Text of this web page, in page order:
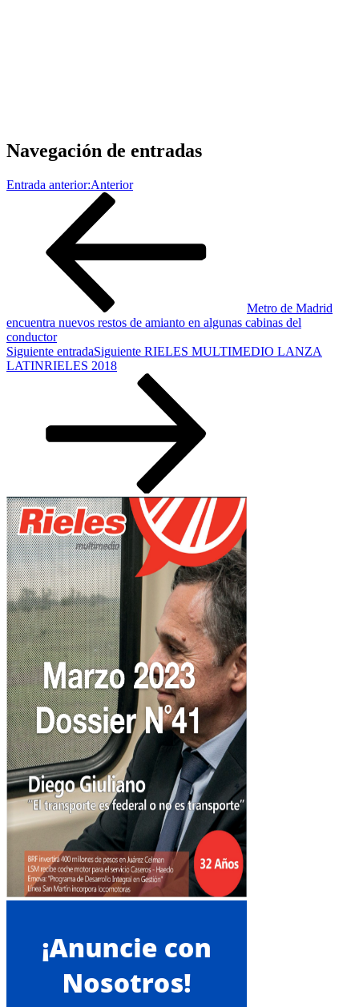
Navegación de entradas
Entrada anterior:Anterior
Metro de Madrid
encuentra nuevos restos de amianto en algunas cabinas del
conductor
Siguiente entradaSiguiente RIELES MULTIMEDIO LANZA
LATINRIELES 2018